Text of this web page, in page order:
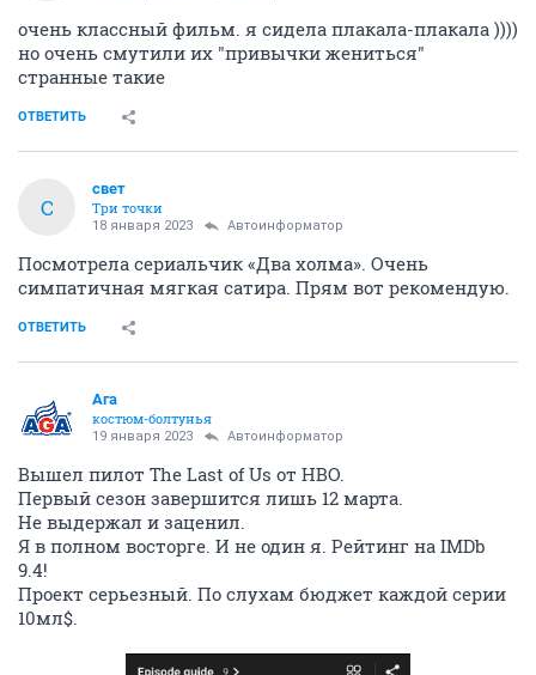
очень классный фильм. я сидела плакала-плакала ))))
но очень смутили их "привычки жениться"
странные такие
ОТВЕТИТЬ
С
свет
Три точки
18 января 2023 Автоинформатор
Посмотрела сериальчик «Два холма». Очень
симпатичная мягкая сатира. Прям вот рекомендую.
ОТВЕТИТЬ
Ага
костюм-болтунья
19 января 2023 Автоинформатор
Вышел пилот The Last of Us от HBO.
Первый сезон завершится лишь 12 марта.
Не выдержал и заценил.
Я в полном восторге. И не один я. Рейтинг на IMDb
9.4!
Проект серьезный. По слухам бюджет каждой серии
10мл$.